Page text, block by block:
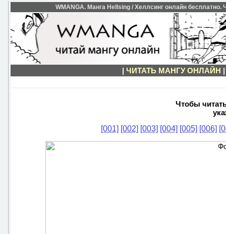
WMANGA. Манга Hellsing / Хеллсинг онлайн бесплатно.
| ЧИТАТЬ МАНГУ ОНЛАЙН
Чтобы
[001] [002] [003] [004] [005] [006]